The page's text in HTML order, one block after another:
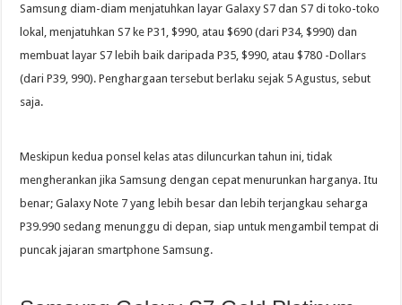
Samsung diam-diam menjatuhkan layar Galaxy S7 dan S7 di toko-toko
lokal, menjatuhkan S7 ke P31, $990, atau $690 (dari P34, $990) dan
membuat layar S7 lebih baik daripada P35, $990, atau $780 -Dollars
(dari P39, 990). Penghargaan tersebut berlaku sejak 5 Agustus, sebut
saja.
Meskipun kedua ponsel kelas atas diluncurkan tahun ini, tidak
mengherankan jika Samsung dengan cepat menurunkan harganya. Itu
benar; Galaxy Note 7 yang lebih besar dan lebih terjangkau seharga
P39.990 sedang menunggu di depan, siap untuk mengambil tempat di
puncak jajaran smartphone Samsung.